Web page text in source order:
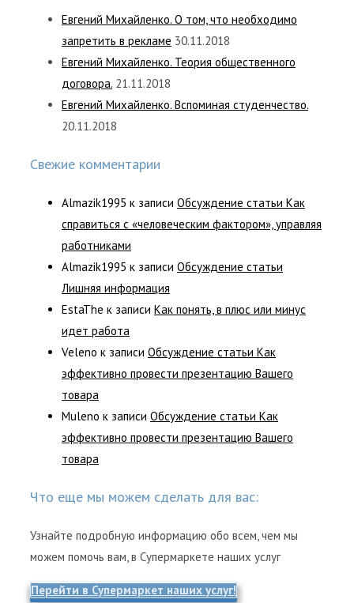
Евгений Михайленко. О том, что необходимо
запретить в рекламе 30.11.2018
Евгений Михайленко. Теория общественного
договора. 21.11.2018
Евгений Михайленко. Вспоминая студенчество.
20.11.2018
Свежие комментарии
Almazik1995 к записи Обсуждение статьи Как
справиться с «человеческим фактором», управляя
работниками
Almazik1995 к записи Обсуждение статьи
Лишняя информация
EstaThe к записи Как понять, в плюс или минус
идет работа
Veleno к записи Обсуждение статьи Как
эффективно провести презентацию Вашего
товара
Muleno к записи Обсуждение статьи Как
эффективно провести презентацию Вашего
товара
Что еще мы можем сделать для вас:
Узнайте подробную информацию обо всем, чем мы
можем помочь вам, в Супермаркете наших услуг
Перейти в Супермаркет наших услуг!